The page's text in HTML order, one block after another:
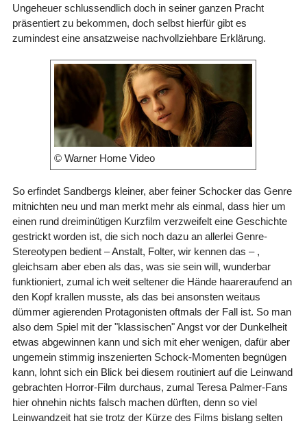
Ungeheuer schlussendlich doch in seiner ganzen Pracht
präsentiert zu bekommen, doch selbst hierfür gibt es
zumindest eine ansatzweise nachvollziehbare Erklärung.
© Warner Home Video
So erfindet Sandbergs kleiner, aber feiner Schocker das Genre
mitnichten neu und man merkt mehr als einmal, dass hier um
einen rund dreiminütigen Kurzfilm verzweifelt eine Geschichte
gestrickt worden ist, die sich noch dazu an allerlei Genre-
Stereotypen bedient – Anstalt, Folter, wir kennen das – ,
gleichsam aber eben als das, was sie sein will, wunderbar
funktioniert, zumal ich weit seltener die Hände haareraufend an
den Kopf krallen musste, als das bei ansonsten weitaus
dümmer agierenden Protagonisten oftmals der Fall ist. So man
also dem Spiel mit der "klassischen" Angst vor der Dunkelheit
etwas abgewinnen kann und sich mit eher wenigen, dafür aber
ungemein stimmig inszenierten Schock-Momenten begnügen
kann, lohnt sich ein Blick bei diesem routiniert auf die Leinwand
gebrachten Horror-Film durchaus, zumal Teresa Palmer-Fans
hier ohnehin nichts falsch machen dürften, denn so viel
Leinwandzeit hat sie trotz der Kürze des Films bislang selten